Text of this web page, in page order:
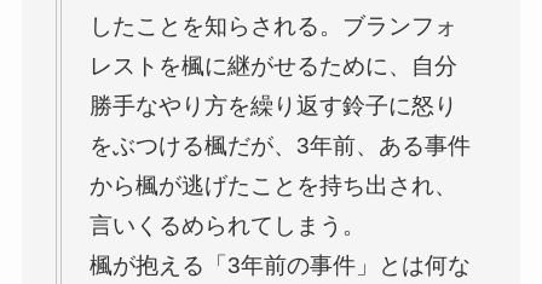
したことを知らされる。ブランフォ
レストを楓に継がせるために、自分
勝手なやり方を繰り返す鈴子に怒り
をぶつける楓だが、3年前、ある事件
から楓が逃げたことを持ち出され、
言いくるめられてしまう。
楓が抱える「3年前の事件」とは何な